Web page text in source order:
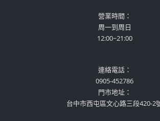
營業時間：
周一到周日
12:00~21:00
連絡電話：
0905-452786
門市地址：
台中市西屯區文心路三段420-2